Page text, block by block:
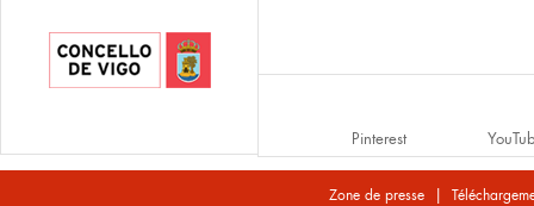
Pinterest
Zone de presse |